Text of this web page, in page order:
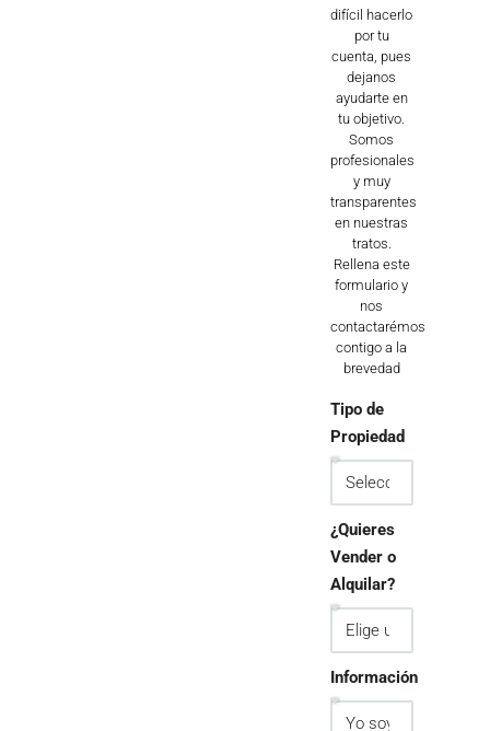
difícil hacerlo
por tu
cuenta, pues
dejanos
ayudarte en
tu objetivo.
Somos
profesionales
y muy
transparentes
en nuestras
tratos.
Rellena este
formulario y
nos
contactarémos
contigo a la
brevedad
Tipo de
Propiedad
¿Quieres
Vender o
Alquilar?
Información